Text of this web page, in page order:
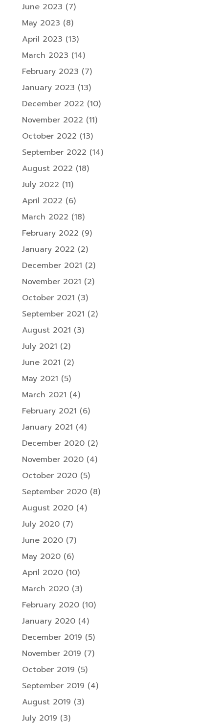
June 2023 (7)
May 2023 (8)
April 2023 (13)
March 2023 (14)
February 2023 (7)
January 2023 (13)
December 2022 (10)
November 2022 (11)
October 2022 (13)
September 2022 (14)
August 2022 (18)
July 2022 (11)
April 2022 (6)
March 2022 (18)
February 2022 (9)
January 2022 (2)
December 2021 (2)
November 2021 (2)
October 2021 (3)
September 2021 (2)
August 2021 (3)
July 2021 (2)
June 2021 (2)
May 2021 (5)
March 2021 (4)
February 2021 (6)
January 2021 (4)
December 2020(2)
November 2020(4)
October 2020(5)
September 2020(8)
August 2020(4)
July 2020(7)
June 2020(7)
May 2020(6)
April 2020(10)
March 2020(3)
February 2020(10)
January 2020(4)
December 2019 (5)
November 2019 (7)
October 2019 (5)
September 2019 (4)
August 2019 (3)
July 2019 (3)